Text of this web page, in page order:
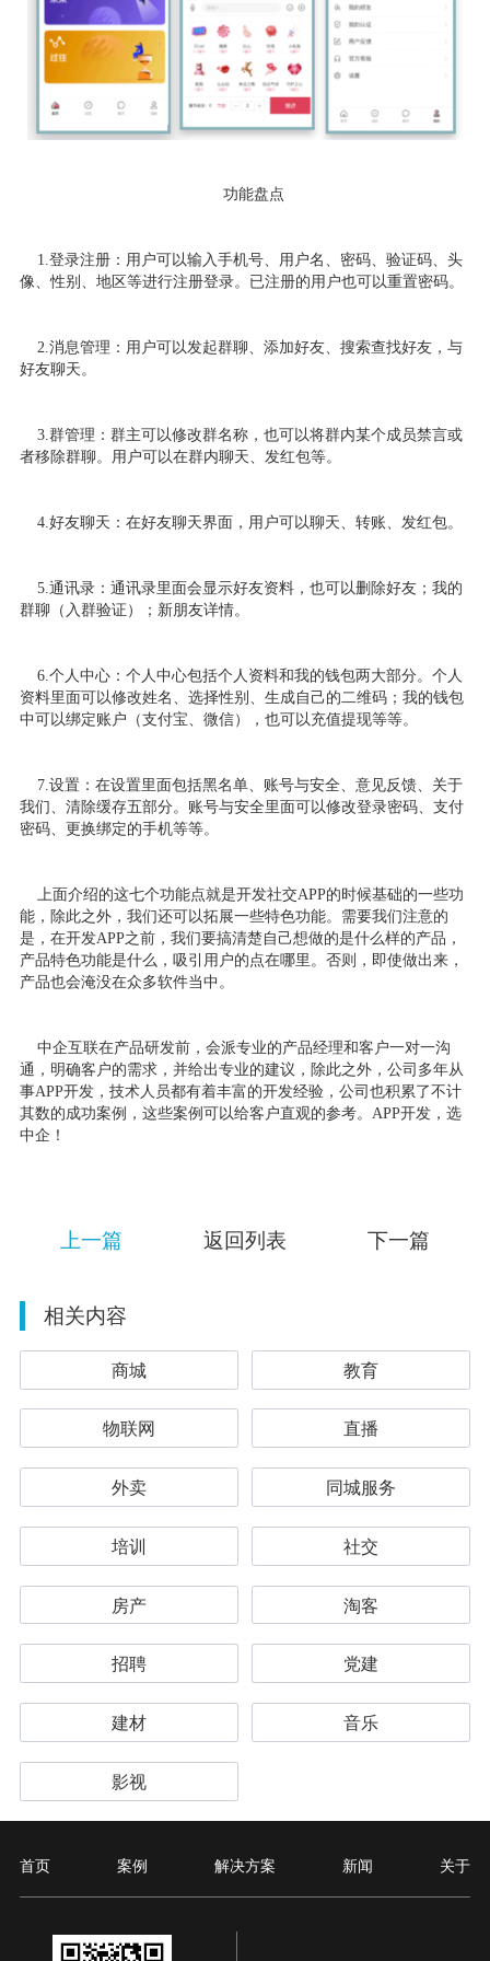
功能盘点
1.登录注册：用户可以输入手机号、用户名、密码、验证码、头
像、性别、地区等进行注册登录。已注册的用户也可以重置密码。
2.消息管理：用户可以发起群聊、添加好友、搜索查找好友，与
好友聊天。
3.群管理：群主可以修改群名称，也可以将群内某个成员禁言或
者移除群聊。用户可以在群内聊天、发红包等。
4.好友聊天：在好友聊天界面，用户可以聊天、转账、发红包。
5.通讯录：通讯录里面会显示好友资料，也可以删除好友；我的
群聊（入群验证）；新朋友详情。
6.个人中心：个人中心包括个人资料和我的钱包两大部分。个人
资料里面可以修改姓名、选择性别、生成自己的二维码；我的钱包
中可以绑定账户（支付宝、微信），也可以充值提现等等。
7.设置：在设置里面包括黑名单、账号与安全、意见反馈、关于
我们、清除缓存五部分。账号与安全里面可以修改登录密码、支付
密码、更换绑定的手机等等。
上面介绍的这七个功能点就是开发社交APP的时候基础的一些功
能，除此之外，我们还可以拓展一些特色功能。需要我们注意的
是，在开发APP之前，我们要搞清楚自己想做的是什么样的产品，
产品特色功能是什么，吸引用户的点在哪里。否则，即使做出来，
产品也会淹没在众多软件当中。
中企互联在产品研发前，会派专业的产品经理和客户一对一沟
通，明确客户的需求，并给出专业的建议，除此之外，公司多年从
事APP开发，技术人员都有着丰富的开发经验，公司也积累了不计
其数的成功案例，这些案例可以给客户直观的参考。APP开发，选
中企！
上一篇 返回列表 下一篇
相关内容
商城 教育
物联网 直播
外卖 同城服务
培训 社交
房产 淘客
招聘 党建
建材 音乐
影视
首页 案例 解决方案 新闻 关于